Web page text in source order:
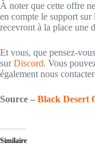
À noter que cette offre
en compte le support
recevront à la place une
Et vous, que pensez-
surDiscord. Vous
également nous
Source – Black Desert
Similaire